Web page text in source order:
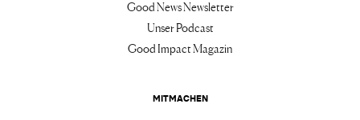
Good News Newsletter
Unser Podcast
Good Impact Magazin
MITMACHEN